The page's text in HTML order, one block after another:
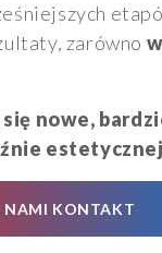
zarówno
nowe,
NAMI KONTAKT